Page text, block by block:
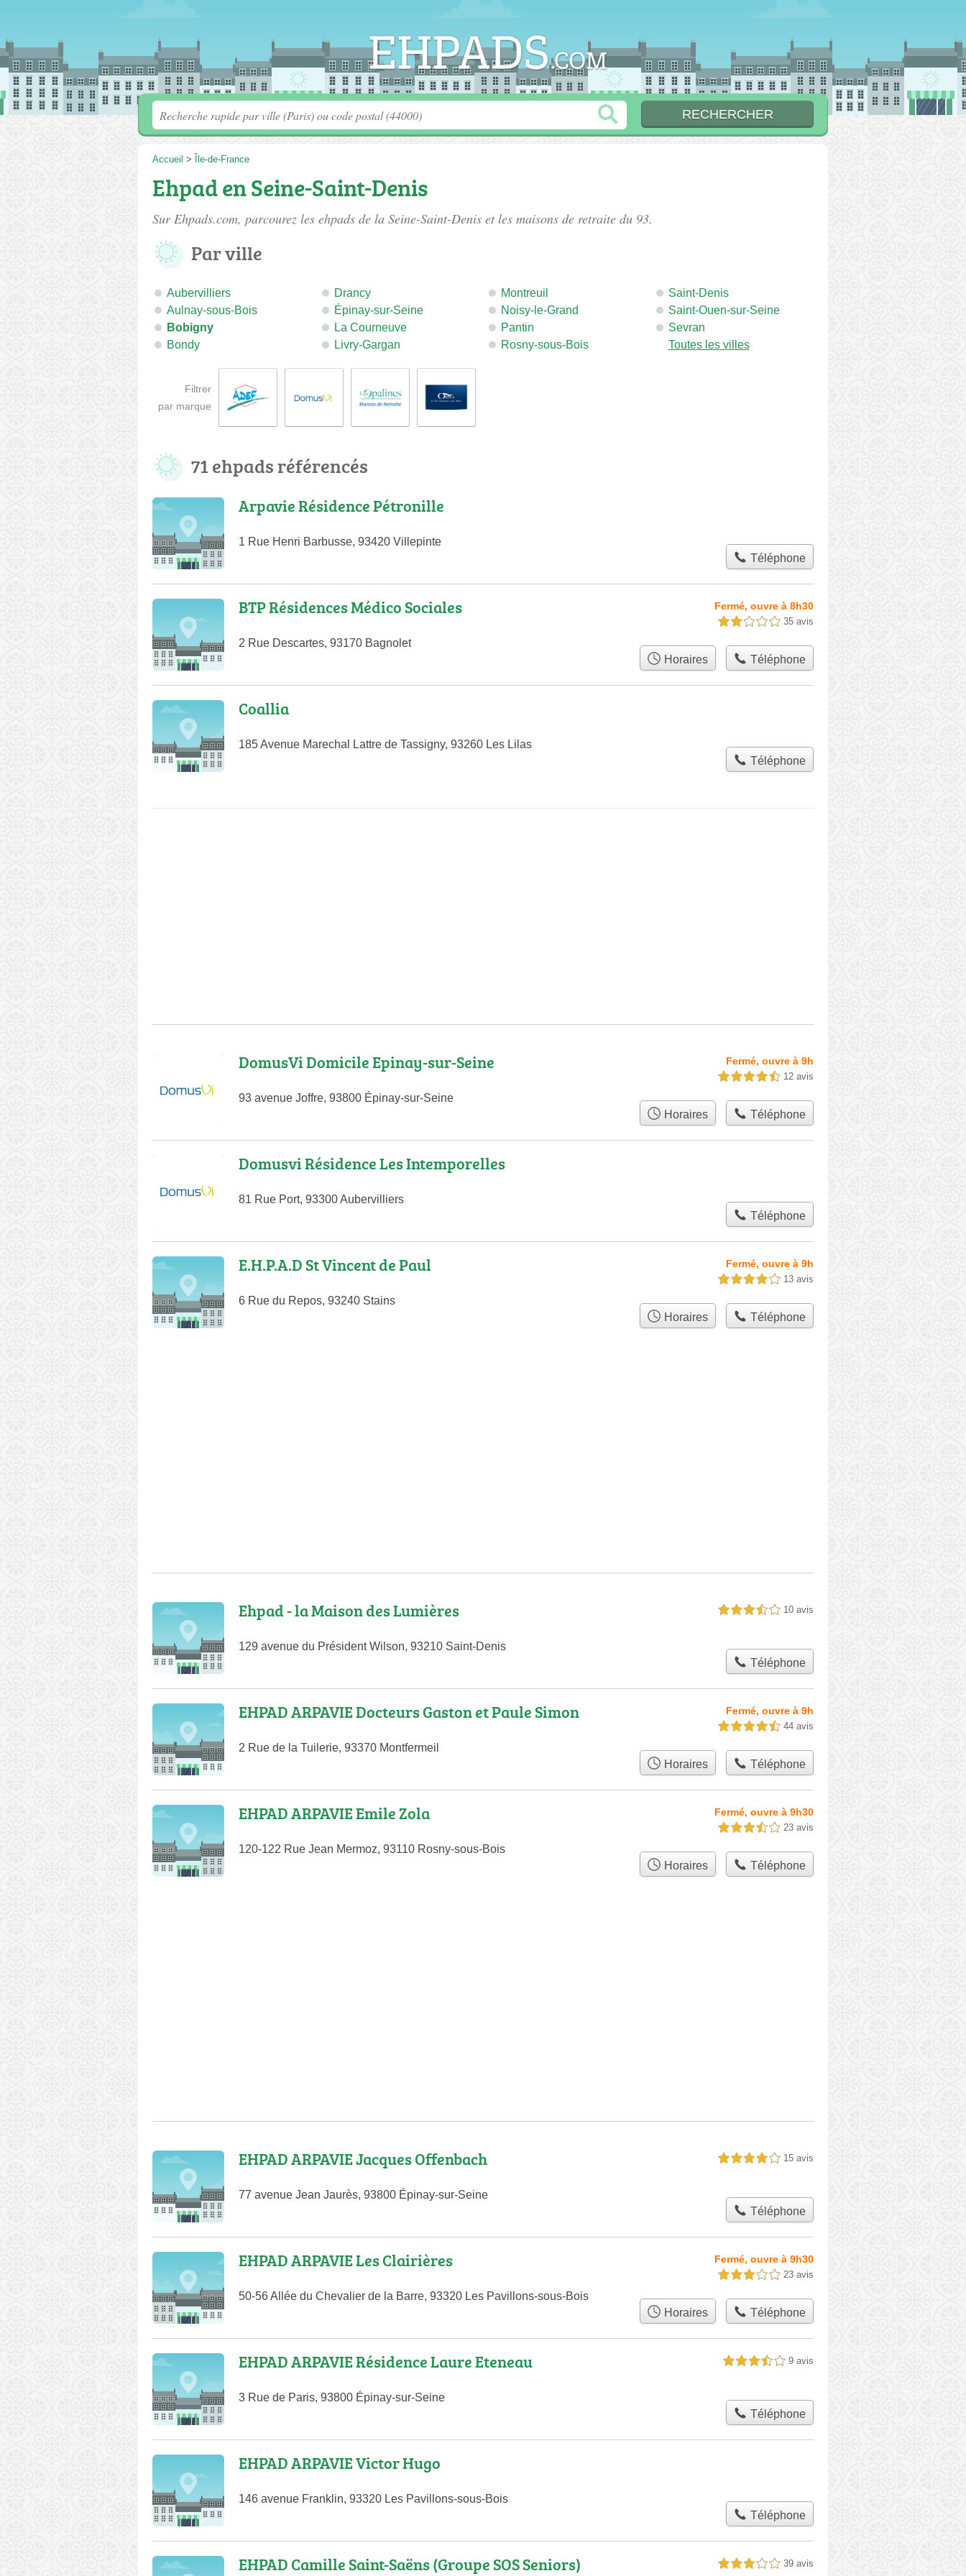
Accueil > Île-de-France
Ehpad en Seine-Saint-Denis
Sur Ehpads.com, parcourez les ehpads de la Seine-Saint-Denis et les maisons de retraite du 93.
Par ville
Aubervilliers
Aulnay-sous-Bois
Bobigny
Bondy
Drancy
Épinay-sur-Seine
La Courneuve
Livry-Gargan
Montreuil
Noisy-le-Grand
Pantin
Rosny-sous-Bois
Saint-Denis
Saint-Ouen-sur-Seine
Sevran
Toutes les villes
Filtrer
par marque
71 ehpads référencés
Arpavie Résidence Pétronille
1 Rue Henri Barbusse, 93420 Villepinte
Téléphone
BTP Résidences Médico Sociales
2 Rue Descartes, 93170 Bagnolet
Fermé, ouvre à 8h30
2,0 étoiles sur 5 35 avis
Horaires Téléphone
Coallia
185 Avenue Marechal Lattre de Tassigny, 93260 Les Lilas
Téléphone
DomusVi Domicile Epinay-sur-Seine
93 avenue Joffre, 93800 Épinay-sur-Seine
Fermé, ouvre à 9h
4,5 étoiles sur 5 12 avis
Horaires Téléphone
Domusvi Résidence Les Intemporelles
81 Rue Port, 93300 Aubervilliers
Téléphone
E.H.P.A.D St Vincent de Paul
6 Rue du Repos, 93240 Stains
Fermé, ouvre à 9h
4,0 étoiles sur 5 13 avis
Horaires Téléphone
Ehpad - la Maison des Lumières
129 avenue du Président Wilson, 93210 Saint-Denis
3,5 étoiles sur 5 10 avis
Téléphone
EHPAD ARPAVIE Docteurs Gaston et Paule Simon
2 Rue de la Tuilerie, 93370 Montfermeil
Fermé, ouvre à 9h
4,5 étoiles sur 5 44 avis
Horaires Téléphone
EHPAD ARPAVIE Emile Zola
120-122 Rue Jean Mermoz, 93110 Rosny-sous-Bois
Fermé, ouvre à 9h30
3,5 étoiles sur 5 23 avis
Horaires Téléphone
EHPAD ARPAVIE Jacques Offenbach
77 avenue Jean Jaurès, 93800 Épinay-sur-Seine
4,0 étoiles sur 5 15 avis
Téléphone
EHPAD ARPAVIE Les Clairières
50-56 Allée du Chevalier de la Barre, 93320 Les Pavillons-sous-Bois
Fermé, ouvre à 9h30
3,0 étoiles sur 5 23 avis
Horaires Téléphone
EHPAD ARPAVIE Résidence Laure Eteneau
3 Rue de Paris, 93800 Épinay-sur-Seine
3,5 étoiles sur 5 9 avis
Téléphone
EHPAD ARPAVIE Victor Hugo
146 avenue Franklin, 93320 Les Pavillons-sous-Bois
Téléphone
EHPAD Camille Saint-Saëns (Groupe SOS Seniors) 3,0 étoiles sur 5 39 avis